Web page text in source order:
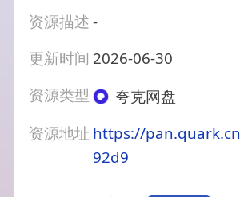
资源描述-
更新时间 2026-06-30
资源类型
夸克网盘
资源地址 https://
92d9